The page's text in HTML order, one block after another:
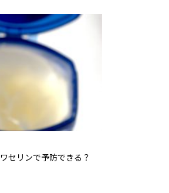
セリンで予防できる？